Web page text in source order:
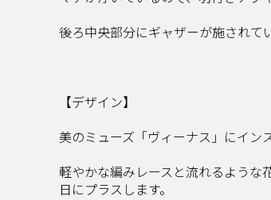
後ろ中央部分にギャザーが施されて
【デザイン】
美のミューズ「ヴィーナス」にイン
軽やかな編みレースと流れるような
日にプラスします。